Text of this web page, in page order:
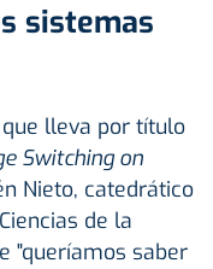
sistemas
lleva por título
Switching on
Nieto, catedrático
de la
"queríamos saber